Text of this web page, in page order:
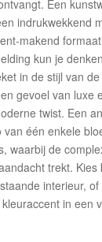
Een
indrukwekkend
makend
kun je
in de stijl van
gevoel van luxe
twist. Een
één enkele
waarbij de
trekt. Kies
interieur,
in een